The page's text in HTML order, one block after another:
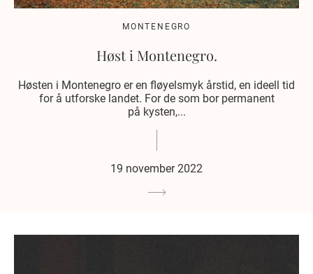
MONTENEGRO
Høst i Montenegro.
Høsten i Montenegro er en fløyelsmyk årstid, en ideell tid
for å utforske landet. For de som bor permanent
på kysten,...
19 november 2022